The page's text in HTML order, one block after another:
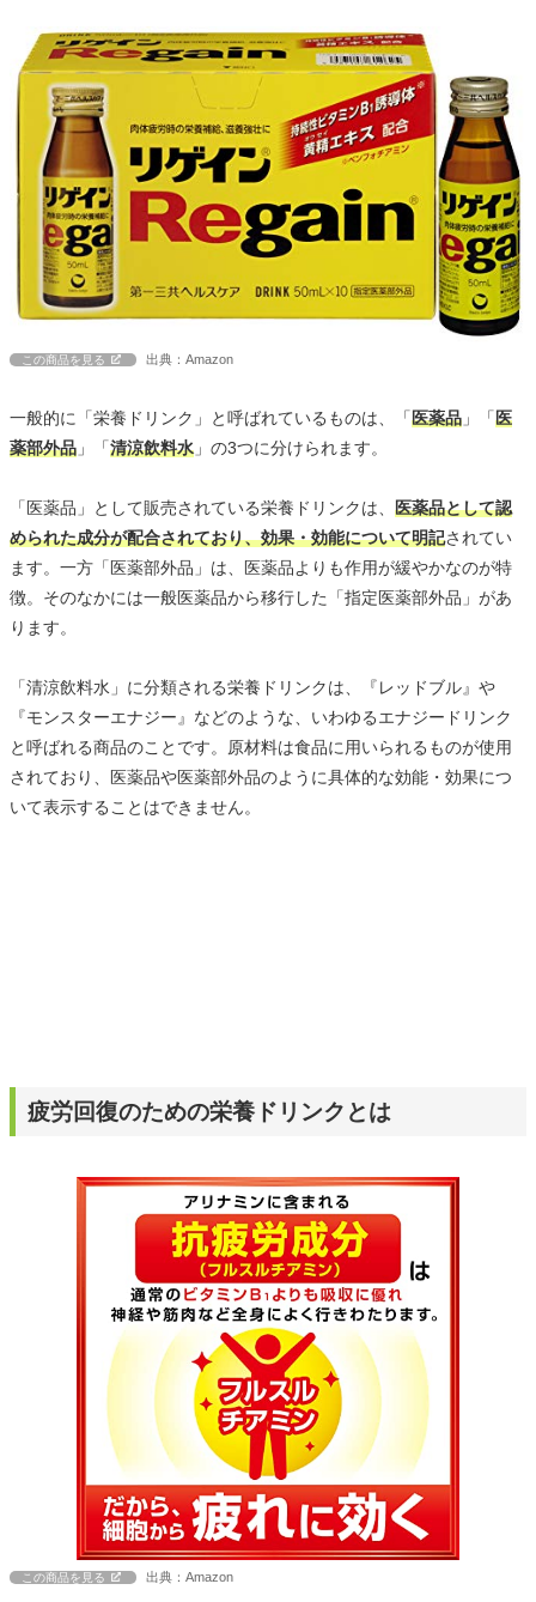
この商品を見る 出典：Amazon
一般的に「栄養ドリンク」と呼ばれているものは、「医薬品 」「医
薬部外品 」「清涼飲料水 」の3つに分けられます。
「医薬品」として販売されている栄養ドリンクは、 医薬品として認
められた成分が配合されており、効果・効能について明記されてい
ます。一方「医薬部外品」は、医薬品よりも作用が緩やかなのが特
徴。そのなかには一般医薬品から移行した「指定医薬部外品」があ
ります。
「清涼飲料水」に分類される栄養ドリンクは、『レッドブル』や
『モンスターエナジー』などのような、いわゆるエナジードリンク
と呼ばれる商品のことです。原材料は食品に用いられるものが使用
されており、医薬品や医薬部外品のように具体的な効能・効果につ
いて表示することはできません。
疲労回復のための栄養ドリンクとは
この商品を見る 出典：Amazon